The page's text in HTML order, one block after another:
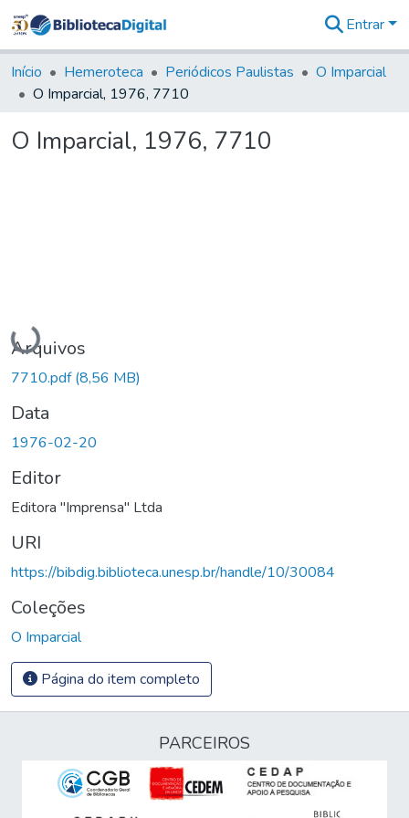
&
Coleções
Tudo na
Digital
Entrar
Início Hemeroteca Periódicos Paulistas
O Imparcial
O Imparcial, 1976, 7710
O Imparcial, 1976, 7710
Carregando...
Arquivos
7710.pdf(8,56 MB)
Data
1976-02-20
Editor
Editora "Imprensa" Ltda
URI
https://bibdig.biblioteca.unesp.br/handle/10/30084
Coleções
O Imparcial
Página do item completo
PARCEIROS